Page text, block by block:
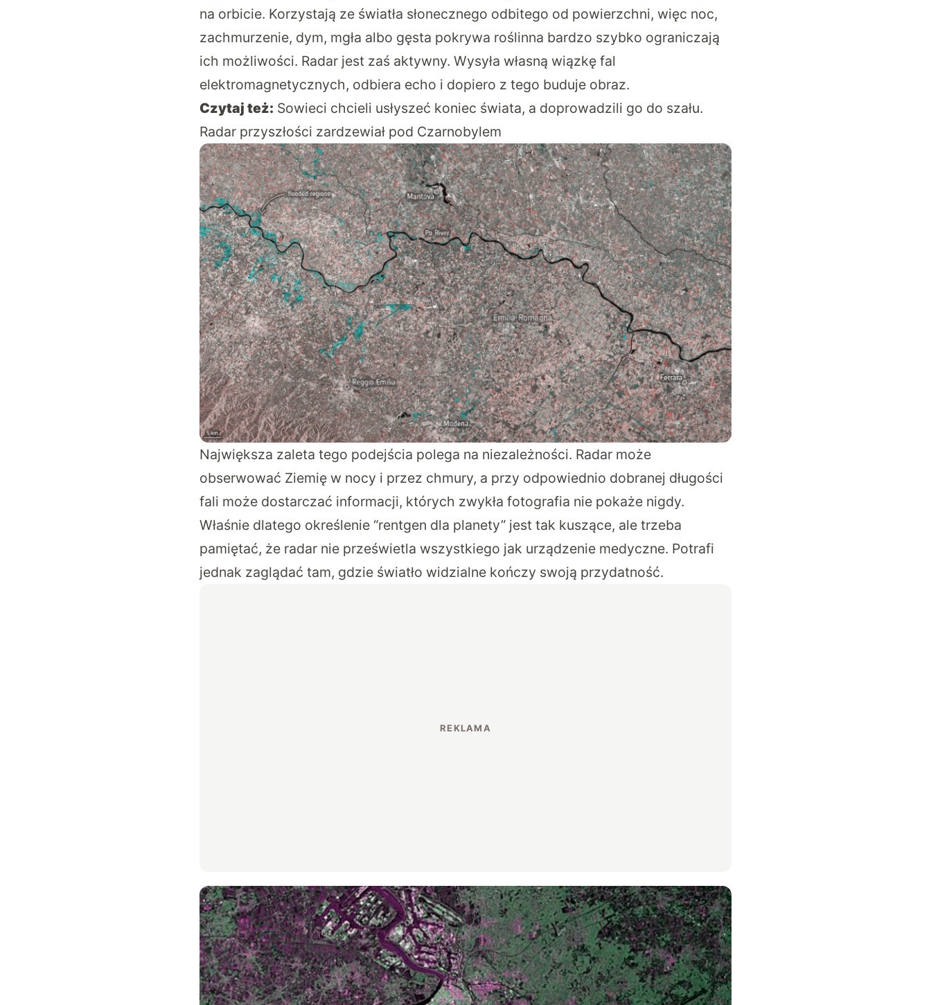
na orbicie. Korzystają ze światła słonecznego odbitego od powierzchni, więc noc,
zachmurzenie, dym, mgła albo gęsta pokrywa roślinna bardzo szybko ograniczają
ich możliwości. Radar jest zaś aktywny. Wysyła własną wiązkę fal
elektromagnetycznych, odbiera echo i dopiero z tego buduje obraz.
Czytaj też: Sowieci chcieli usłyszeć koniec świata, a doprowadzili go do szału.
Radar przyszłości zardzewiał pod Czarnobylem
Największa zaleta tego podejścia polega na niezależności. Radar może
obserwować Ziemię w nocy i przez chmury, a przy odpowiednio dobranej długości
fali może dostarczać informacji, których zwykła fotografia nie pokaże nigdy.
Właśnie dlatego określenie “rentgen dla planety” jest tak kuszące, ale trzeba
pamiętać, że radar nie prześwietla wszystkiego jak urządzenie medyczne. Potrafi
jednak zaglądać tam, gdzie światło widzialne kończy swoją przydatność.